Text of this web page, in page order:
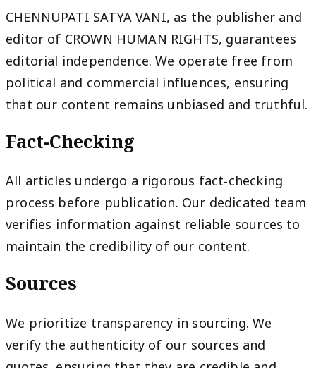
CHENNUPATI SATYA VANI, as the publisher and
editor of CROWN HUMAN RIGHTS, guarantees
editorial independence. We operate free from
political and commercial influences, ensuring
that our content remains unbiased and truthful.
Fact-Checking
All articles undergo a rigorous fact-checking
process before publication. Our dedicated team
verifies information against reliable sources to
maintain the credibility of our content.
Sources
We prioritize transparency in sourcing. We
verify the authenticity of our sources and